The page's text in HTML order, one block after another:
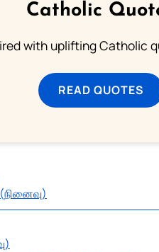
Catholic
with uplifting Catholic
READ QUOTES